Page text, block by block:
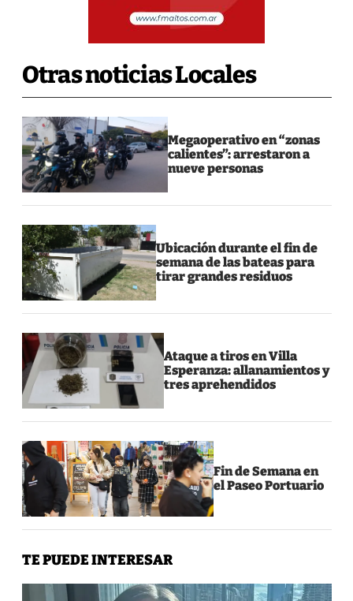
Otras noticias Locales
Megaoperativo en “zonas
calientes”: arrestaron a
nueve personas
Ubicación durante el fin de
semana de las bateas para
tirar grandes residuos
Ataque a tiros en Villa
Esperanza: allanamientos y
tres aprehendidos
Fin de Semana en
el Paseo Portuario
TE PUEDE INTERESAR